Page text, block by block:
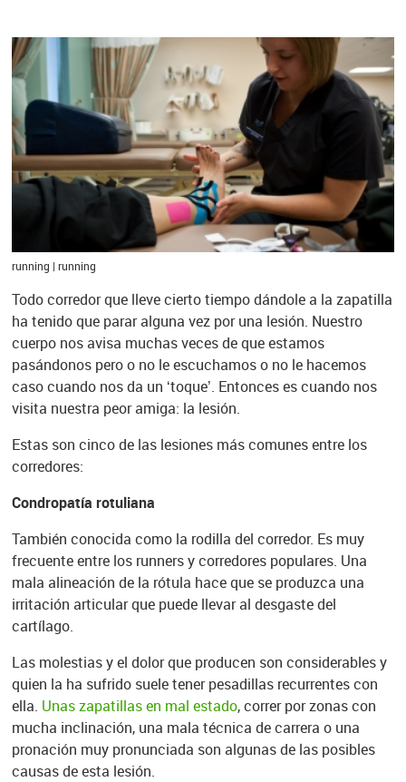
running | running
Todo corredor que lleve cierto tiempo dándole a la zapatilla
ha tenido que parar alguna vez por una lesión. Nuestro
cuerpo nos avisa muchas veces de que estamos
pasándonos pero o no le escuchamos o no le hacemos
caso cuando nos da un ‘toque’. Entonces es cuando nos
visita nuestra peor amiga: la lesión.
Estas son cinco de las lesiones más comunes entre los
corredores:
Condropatía rotuliana
También conocida como la rodilla del corredor. Es muy
frecuente entre los runners y corredores populares. Una
mala alineación de la rótula hace que se produzca una
irritación articular que puede llevar al desgaste del
cartílago.
Las molestias y el dolor que producen son considerables y
quien la ha sufrido suele tener pesadillas recurrentes con
ella. Unas zapatillas en mal estado, correr por zonas con
mucha inclinación, una mala técnica de carrera o una
pronación muy pronunciada son algunas de las posibles
causas de esta lesión.